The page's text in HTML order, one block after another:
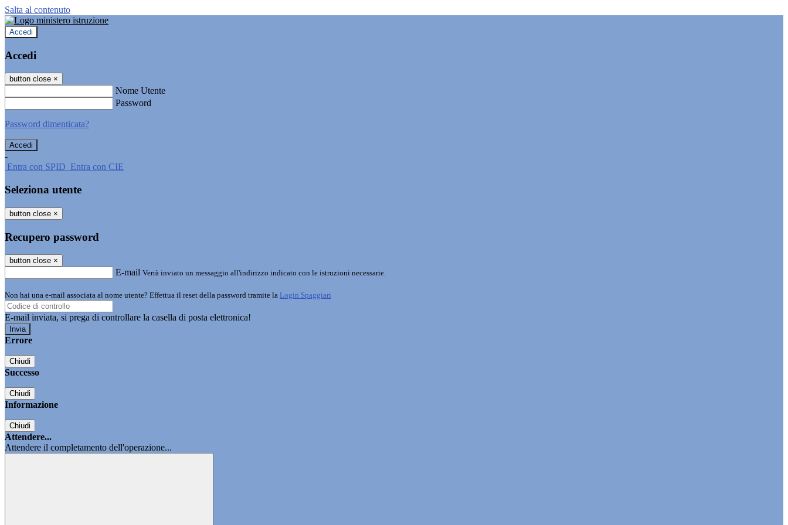
Salta al contenuto
Accedi
Accedi
button close ×
Nome Utente
Password
Password dimenticata?
-
Entra con SPID Entra con CIE
Seleziona utente
button close ×
Recupero password
button close ×
E-mail Verrà inviato un messaggio all'indirizzo indicato con le istruzioni necessarie.
Non hai una e-mail associata al nome utente? Effettua il reset della password tramite la Login Spaggiari
E-mail inviata, si prega di controllare la casella di posta elettronica!
Errore
Chiudi
Successo
Chiudi
Informazione
Chiudi
Attendere...
Attendere il completamento dell'operazione...